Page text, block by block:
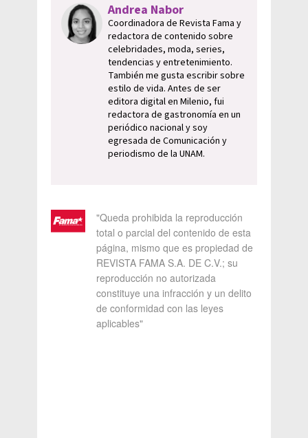
Andrea Nabor
Coordinadora de Revista Fama y
redactora de contenido sobre
celebridades, moda, series,
tendencias y entretenimiento.
También me gusta escribir sobre
estilo de vida. Antes de ser
editora digital en Milenio, fui
redactora de gastronomía en un
periódico nacional y soy
egresada de Comunicación y
periodismo de la UNAM.
"Queda prohibida la reproducción
total o parcial del contenido de esta
página, mismo que es propiedad de
REVISTA FAMA S.A. DE C.V.; su
reproducción no autorizada
constituye una infracción y un delito
de conformidad con las leyes
aplicables"